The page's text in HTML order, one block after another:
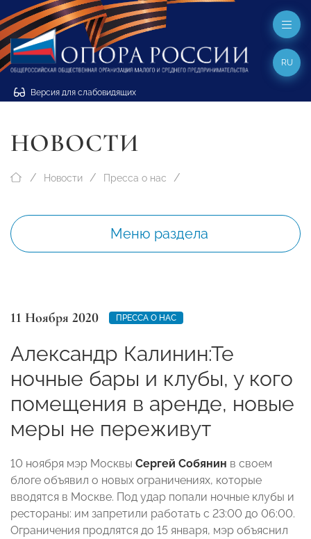
Версия для слабовидящих
RU
НОВОСТИ
Новости Пресса о нас
Меню раздела
11 Ноября 2020 ПРЕССА О НАС
Александр Калинин:Те
ночные бары и клубы, у кого
помещения в аренде, новые
меры не переживут
10 ноября мэр Москвы Сергей Собянин в своем
блоге объявил о новых ограничениях, которые
вводятся в Москве. Под удар попали ночные клубы и
рестораны: им запретили работать с 23:00 до 06:00.
Ограничения продлятся до 15 января, мэр объяснил